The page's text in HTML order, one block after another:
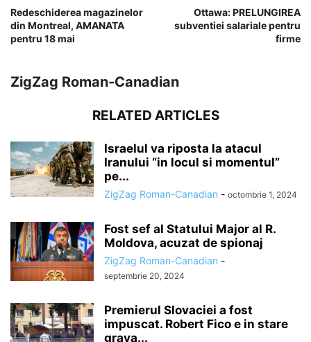
Redeschiderea magazinelor
din Montreal, AMANATA
pentru 18 mai
Ottawa: PRELUNGIREA
subventiei salariale pentru
firme
ZigZag Roman-Canadian
RELATED ARTICLES
Israelul va riposta la atacul
Iranului “in locul si momentul”
pe...
ZigZag Roman-Canadian - octombrie 1, 2024
Fost sef al Statului Major al R.
Moldova, acuzat de spionaj
ZigZag Roman-Canadian -
septembrie 20, 2024
Premierul Slovaciei a fost
impuscat. Robert Fico e in stare
grava...